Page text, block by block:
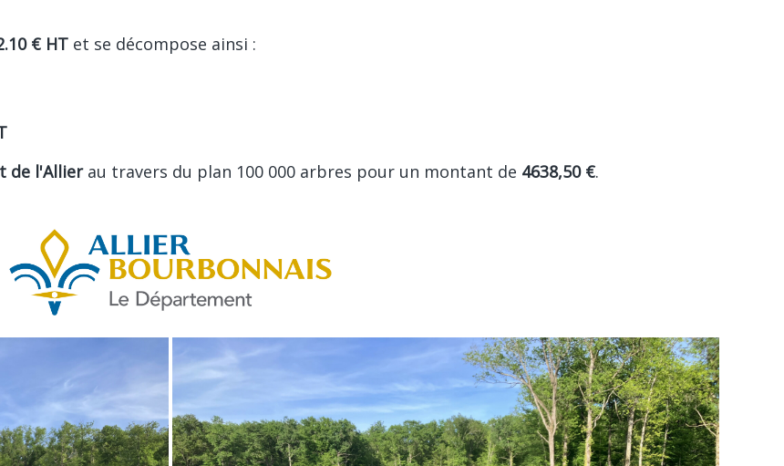
€ HT et se décompose ainsi :
de l'Allierau travers du plan 100 000 arbres pour un montant de 4638,50 €.